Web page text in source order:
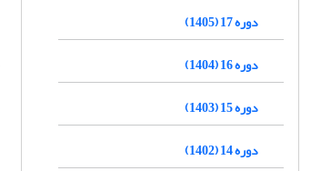
دوره 17 (1405)
دوره 16 (1404)
دوره 15 (1403)
دوره 14 (1402)